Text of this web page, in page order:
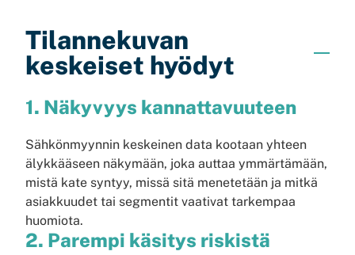
Tilannekuvan
keskeiset hyödyt
1. Näkyvyys kannattavuuteen
Sähkönmyynnin keskeinen data kootaan yhteen
älykkääseen näkymään, joka auttaa ymmärtämään,
mistä kate syntyy, missä sitä menetetään ja mitkä
asiakkuudet tai segmentit vaativat tarkempaa
huomiota.
2. Parempi käsitys riskistä